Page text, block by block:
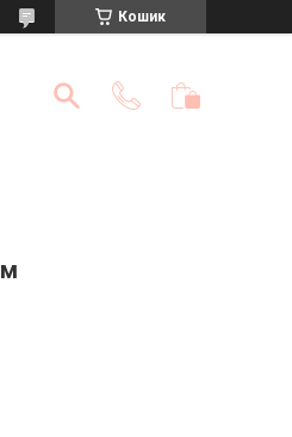
Кошик